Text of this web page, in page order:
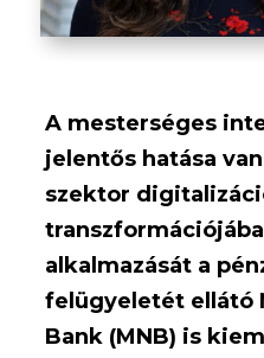
A mesterséges
jelentős hatása
szektor
alkalmazását a
felügyeletét ellátó
Bank (MNB) is